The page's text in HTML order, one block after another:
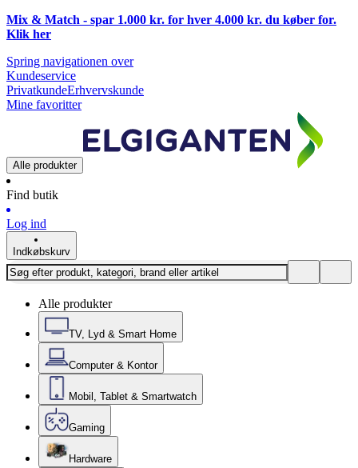
Mix & Match - spar 1.000 kr. for hver 4.000 kr. du køber for.
Klik her
Spring navigationen over
Kundeservice
PrivatkundeErhvervskunde
Mine favoritter
Alle produkter
Find butik
Log ind
Indkøbskurv
Alle produkter
TV, Lyd & Smart Home
Computer & Kontor
Mobil, Tablet & Smartwatch
Gaming
Hardware